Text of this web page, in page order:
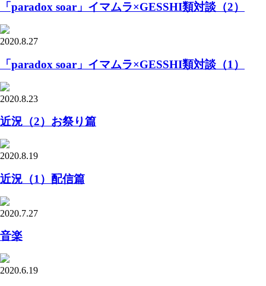
「paradox soar」イマムラ×GESSHI類対談（2）
2020.8.27
「paradox soar」イマムラ×GESSHI類対談（1）
2020.8.23
近況（2）お祭り篇
2020.8.19
近況（1）配信篇
2020.7.27
音楽
2020.6.19